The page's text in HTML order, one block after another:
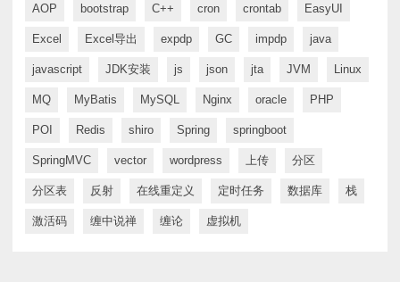
AOP bootstrap C++ cron crontab EasyUI
Excel Excel导出 expdp GC impdp java
javascript JDK安装 js json jta JVM Linux
MQ MyBatis MySQL Nginx oracle PHP
POI Redis shiro Spring springboot
SpringMVC vector wordpress 上传 分区
分区表 反射 在线重定义 定时任务 数据库 栈
激活码 缠中说禅 缠论 虚拟机